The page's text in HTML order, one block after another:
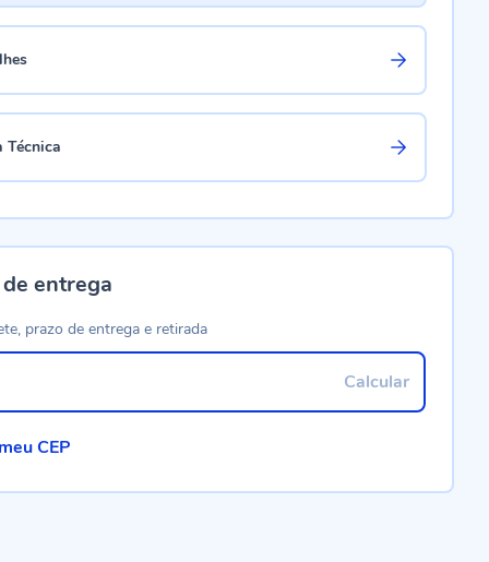
Técnica
entrega
prazo de entrega e retirada
Calcular
CEP